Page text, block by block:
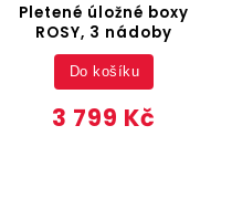
Pletené úložné boxy
ROSY, 3 nádoby
3 799 Kč
Do košíku